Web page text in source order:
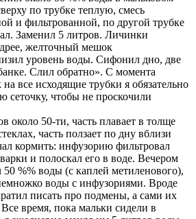
по трубке теплую, смесь
и фильтрованной, по другой трубке
Заменил 5 литров. Личинки
желточный мешок
уровень воды. Сифонил дно, две
Слил обратно». С момента
все исходящие трубки я обязательно
сеточку, чтобы не проскочили
около 50-ти, часть плавает в толще
часть ползает по дну вблизи
кормить: инфузорию фильтровал
и полоскал его в воде. Вечером
%% воды (с каплей метиленового),
воды с инфузориями. Вроде
писать про подмены, а сами их
время, пока мальки сидели в